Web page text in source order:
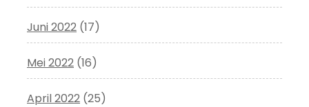
Juni 2022 (17)
Mei 2022 (16)
April 2022 (25)